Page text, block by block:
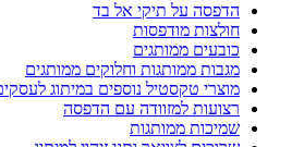
הדפסה על תיקי אל בד
חולצות מודפסות
כובעים ממותגים
מגבות ממותגות וחלוקים ממותגים
מוצרי טקסטיל נוספים במיתוג
רצועות למזוודה עם הדפסה
שמיכות ממותגות